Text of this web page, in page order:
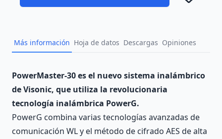
Más información Hoja de datos Descargas Opiniones
Description
PowerMaster-30 es el nuevo sistema inalámbrico
de Visonic, que utiliza la revolucionaria
tecnología inalámbrica PowerG.
PowerG combina varias tecnologías avanzadas de
comunicación WL y el método de cifrado AES de alta